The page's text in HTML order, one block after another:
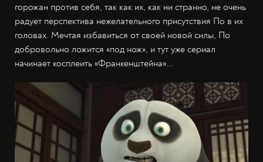
горожан против себя, так как их, как ни странно, не очень
радует перспектива нежелательного присутствия По в их
головах. Мечтая избавиться от своей новой силы, По
добровольно ложится «под нож», и тут уже сериал
начинает косплеить «Франкенштейна»...